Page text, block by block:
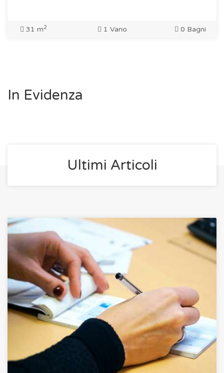
31 m2 1 Vano 0 Bagni
In Evidenza
Ultimi Articoli